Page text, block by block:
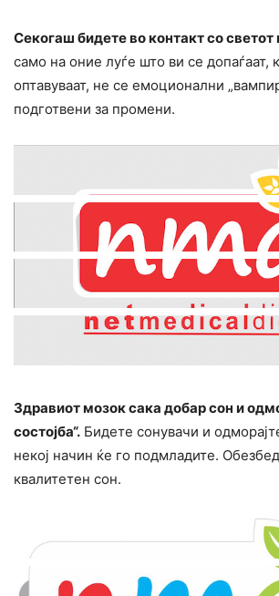
Секогаш бидете во контакт со светот
само на оние луѓе што ви се допаѓаат,
оптавуваат, не се емоционални
подготвени за промени.
Здравиот мозок сака добар сон и
состојба“. Бидете сонувачи и
некој начин ќе го подмладите.
квалитетен сон.